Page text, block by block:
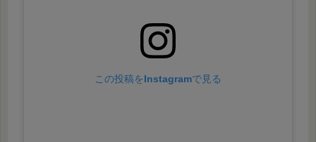
この投稿をInstagramで見る